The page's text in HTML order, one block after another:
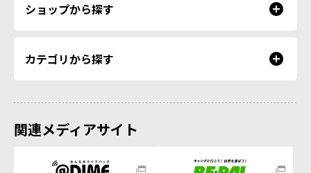
ショップから探す
カテゴリから探す
関連メディアサイト